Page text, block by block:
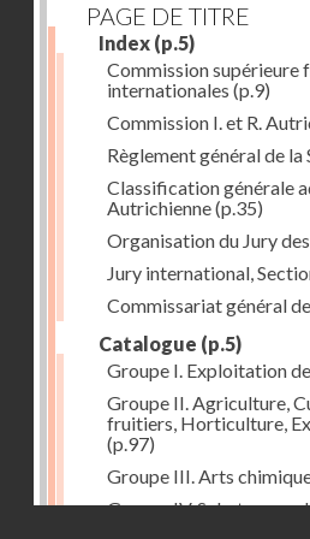
PAGE DE TITRE
Index (p.5)
Commission supérieure
internationales (p.9)
Commission I. et R.
Règlement général de la
Classification générale
Autrichienne(p.35)
Organisation du Jury
Jury international,
Commissariat général
Catalogue (p.5)
Groupe I. Exploitation
Groupe II. Agriculture,
fruitiers, Horticulture,
(p.97)
Groupe III. Arts
Groupe IV. Substances